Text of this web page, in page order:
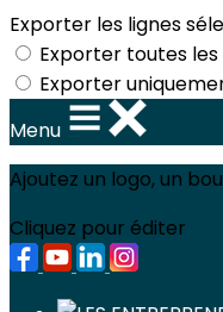
Exporter les lignes
Exporter toutes
Exporter
Menu
Ajoutez un logo, un
Cliquez pour éditer